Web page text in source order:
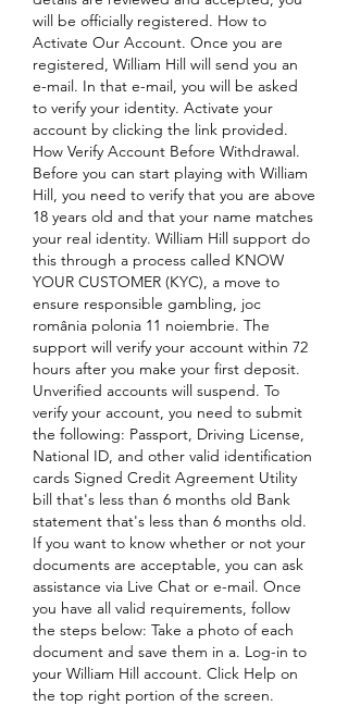
will be officially registered. How to
Activate Our Account. Once you are
registered, William Hill will send you an
e-mail. In that e-mail, you will be asked
to verify your identity. Activate your
account by clicking the link provided.
How Verify Account Before Withdrawal.
Before you can start playing with William
Hill, you need to verify that you are above
18 years old and that your name matches
your real identity. William Hill support do
this through a process called KNOW
YOUR CUSTOMER (KYC), a move to
ensure responsible gambling, joc
românia polonia 11 noiembrie. The
support will verify your account within 72
hours after you make your first deposit.
Unverified accounts will suspend. To
verify your account, you need to submit
the following: Passport, Driving License,
National ID, and other valid identification
cards Signed Credit Agreement Utility
bill that's less than 6 months old Bank
statement that's less than 6 months old.
If you want to know whether or not your
documents are acceptable, you can ask
assistance via Live Chat or e-mail. Once
you have all valid requirements, follow
the steps below: Take a photo of each
document and save them in a. Log-in to
your William Hill account. Click Help on
the top right portion of the screen.